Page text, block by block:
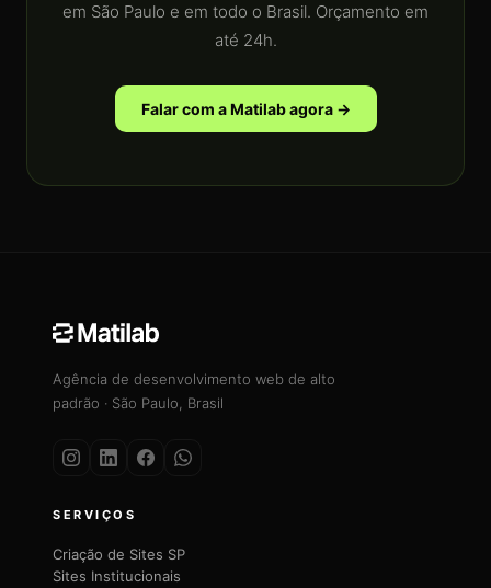
em São Paulo e em todo o Brasil. Orçamento em
até 24h.
Falar com a Matilab agora →
Agência de desenvolvimento web de alto
padrão · São Paulo, Brasil
SERVIÇOS
Criação de Sites SP
Sites Institucionais